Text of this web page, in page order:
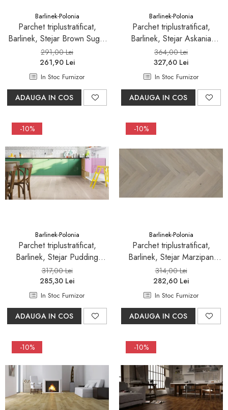
Barlinek-Polonia
Parchet triplustratificat,
Barlinek, Stejar Brown Sugar
Herringbone 130
291,00 Lei
261,90 Lei
In Stoc Furnizor
ADAUGA IN COS
Barlinek-Polonia
Parchet triplustratificat,
Barlinek, Stejar Askania
Grande
364,00 Lei
327,60 Lei
In Stoc Furnizor
ADAUGA IN COS
-10%
Barlinek-Polonia
Parchet triplustratificat,
Barlinek, Stejar Pudding
Grande,finisaj lac mat
317,00 Lei
285,30 Lei
In Stoc Furnizor
ADAUGA IN COS
-10%
Barlinek-Polonia
Parchet triplustratificat,
Barlinek, Stejar Marzipan
Muffin Herringbone 130
314,00 Lei
282,60 Lei
In Stoc Furnizor
ADAUGA IN COS
-10% -10%